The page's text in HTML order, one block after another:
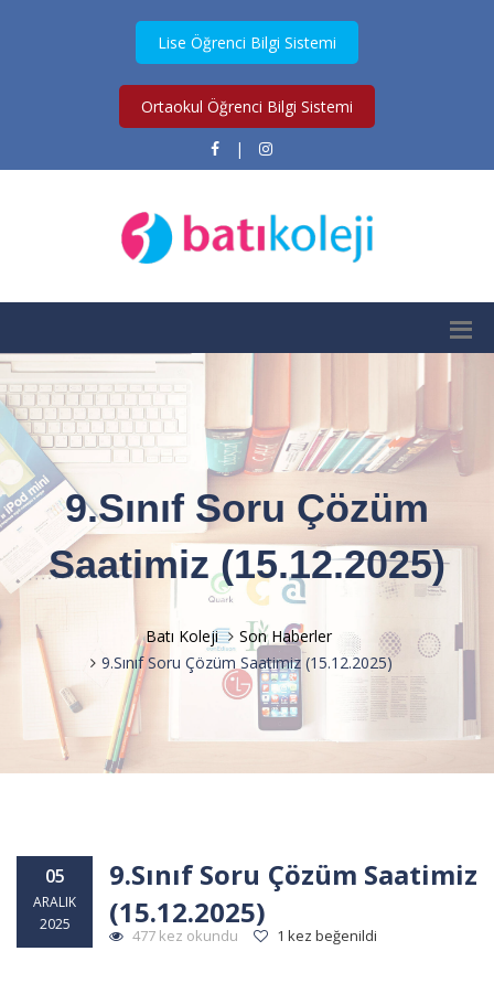
Lise Öğrenci Bilgi Sistemi
Ortaokul Öğrenci Bilgi Sistemi
|
9.Sınıf Soru Çözüm
Saatimiz (15.12.2025)
Batı Koleji
Son Haberler
9.Sınıf Soru Çözüm Saatimiz (15.12.2025)
05
ARALIK
2025
9.Sınıf Soru Çözüm Saatimiz
(15.12.2025)
477 kez okundu 1 kez beğenildi